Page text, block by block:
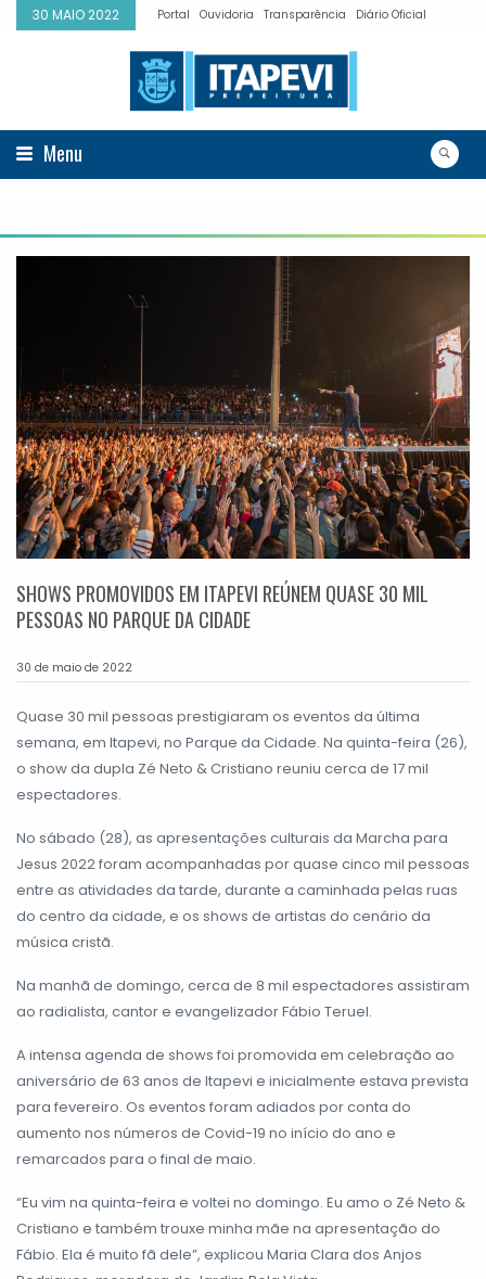
30 MAIO 2022 Portal Ouvidoria Transparência Diário Oficial
Menu
SHOWS PROMOVIDOS EM ITAPEVI REÚNEM QUASE 30 MIL
PESSOAS NO PARQUE DA CIDADE
30 de maio de 2022
Quase 30 mil pessoas prestigiaram os eventos da última
semana, em Itapevi, no Parque da Cidade. Na quinta-feira (26),
o show da dupla Zé Neto & Cristiano reuniu cerca de 17 mil
espectadores.
No sábado (28), as apresentações culturais da Marcha para
Jesus 2022 foram acompanhadas por quase cinco mil pessoas
entre as atividades da tarde, durante a caminhada pelas ruas
do centro da cidade, e os shows de artistas do cenário da
música cristã.
Na manhã de domingo, cerca de 8 mil espectadores assistiram
ao radialista, cantor e evangelizador Fábio Teruel.
A intensa agenda de shows foi promovida em celebração ao
aniversário de 63 anos de Itapevi e inicialmente estava prevista
para fevereiro. Os eventos foram adiados por conta do
aumento nos números de Covid-19 no início do ano e
remarcados para o final de maio.
“Eu vim na quinta-feira e voltei no domingo. Eu amo o Zé Neto &
Cristiano e também trouxe minha mãe na apresentação do
Fábio. Ela é muito fã dele”, explicou Maria Clara dos Anjos